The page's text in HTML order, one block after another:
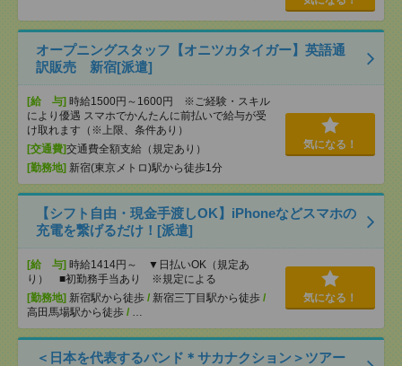
オープニングスタッフ【オニツカタイガー】英語通
訳販売 新宿[派遣]
[給 与] 時給1500円～1600円 ※ご経験・スキル
により優遇 スマホでかんたんに前払いで給与が受
け取れます（※上限、条件あり）
[交通費]交通費全額支給（規定あり）
[勤務地] 新宿(東京メトロ)駅から徒歩1分
気になる！
【シフト自由・現金手渡しOK】iPhoneなどスマホの
充電を繋げるだけ！[派遣]
[給 与] 時給1414円～ ▼日払いOK（規定あ
り） ■初勤務手当あり ※規定による
[勤務地] 新宿駅から徒歩 / 新宿三丁目駅から徒歩 /
高田馬場駅から徒歩 / …
気になる！
＜日本を代表するバンド＊サカナクション＞ツアー